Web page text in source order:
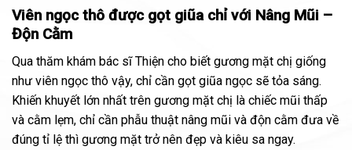
Viên ngọc thô được gọt giũa chỉ với Nâng Mũi –
Độn Cằm
Qua thăm khám bác sĩ Thiện cho biết gương mặt chị giống
như viên ngọc thô vậy, chỉ cần gọt giũa ngọc sẽ tỏa sáng.
Khiến khuyết lớn nhất trên gương mặt chị là chiếc mũi thấp
và cằm lẹm, chỉ cần phẫu thuật nâng mũi và độn cằm đưa về
đúng tỉ lệ thì gương mặt trở nên đẹp và kiêu sa ngay.